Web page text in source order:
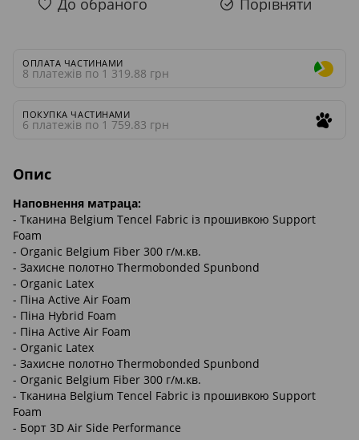
ОПЛАТА ЧАСТИНАМИ
8 платежів по 1 319.88 грн
ПОКУПКА ЧАСТИНАМИ
6 платежів по 1 759.83 грн
Опис
Наповнення матраца:
- Тканина Belgium Tencel Fabric із прошивкою Support
Foam
- Organic Belgium Fiber 300 г/м.кв.
- Захисне полотно Thermobonded Spunbond
- Organic Latex
- Піна Active Air Foam
- Піна Hybrid Foam
- Піна Active Air Foam
- Organic Latex
- Захисне полотно Thermobonded Spunbond
- Organic Belgium Fiber 300 г/м.кв.
- Тканина Belgium Tencel Fabric із прошивкою Support
Foam
- Борт 3D Air Side Performance